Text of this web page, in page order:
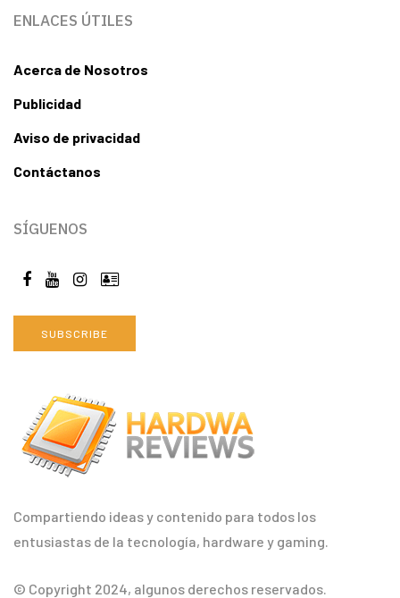
Compartiendo ideas y contenido para todos los
entusiastas de la tecnología, hardware y gaming.
© Copyright 2024, algunos derechos reservados.
ENLACES ÚTILES
Acerca de Nosotros
Publicidad
Aviso de privacidad
Contáctanos
SÍGUENOS
SUBSCRIBE